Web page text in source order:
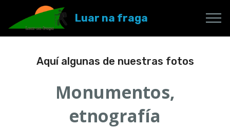
Luar na fraga
Aquí algunas de nuestras fotos
Monumentos,
etnografía